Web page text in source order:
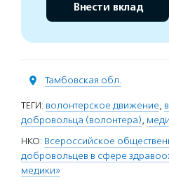
Внести вклад
Тамбовская обл.
ТЕГИ: волонтерское движение,
добровольца (волонтера),
НКО: Всероссийское
добровольцев в сфере
медики»